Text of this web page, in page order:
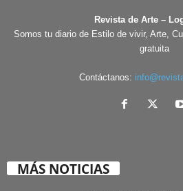
Revista de Arte –
Somos tu diario de Estilo de vivir, Arte,
gratuita
Contáctanos:
MÁS NOTICIAS